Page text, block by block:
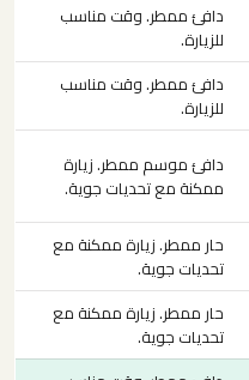
دافئ ممطر. وقت مناسب
للزيارة.
دافئ ممطر. وقت مناسب
للزيارة.
دافئ موسم ممطر. زيارة
ممكنة مع تحديات جوية.
حار ممطر. زيارة ممكنة مع
تحديات جوية.
حار ممطر. زيارة ممكنة مع
تحديات جوية.